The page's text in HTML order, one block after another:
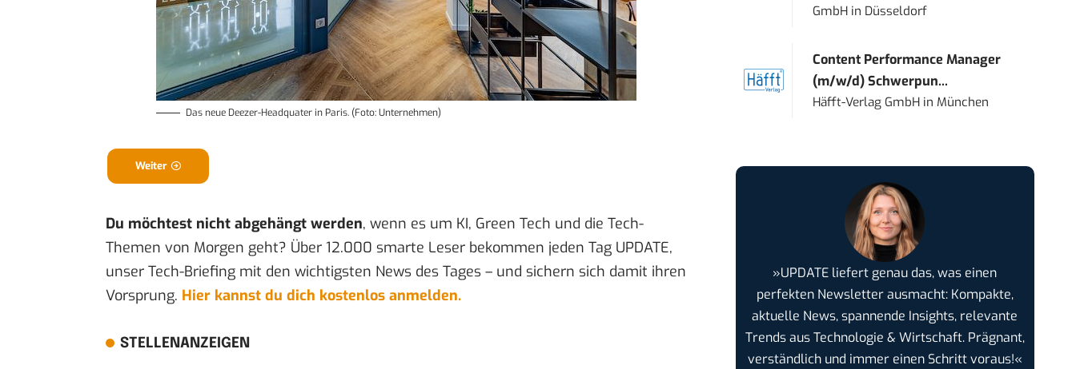
Das neue Deezer-Headquater in Paris. (Foto: Unternehmen)
Weiter
Du möchtest nicht abgehängt werden, wenn es um KI, Green Tech und die Tech-
Themen von Morgen geht? Über 12.000 smarte Leser bekommen jeden Tag UPDATE,
unser Tech-Briefing mit den wichtigsten News des Tages – und sichern sich damit ihren
Vorsprung. Hier kannst du dich kostenlos anmelden.
STELLENANZEIGEN
GmbH in Düsseldorf
Content Performance Manager
(m/w/d) Schwerpun...
Häfft-Verlag GmbH in München
»UPDATE liefert genau das, was einen
perfekten Newsletter ausmacht: Kompakte,
aktuelle News, spannende Insights, relevante
Trends aus Technologie & Wirtschaft. Prägnant,
verständlich und immer einen Schritt voraus!«